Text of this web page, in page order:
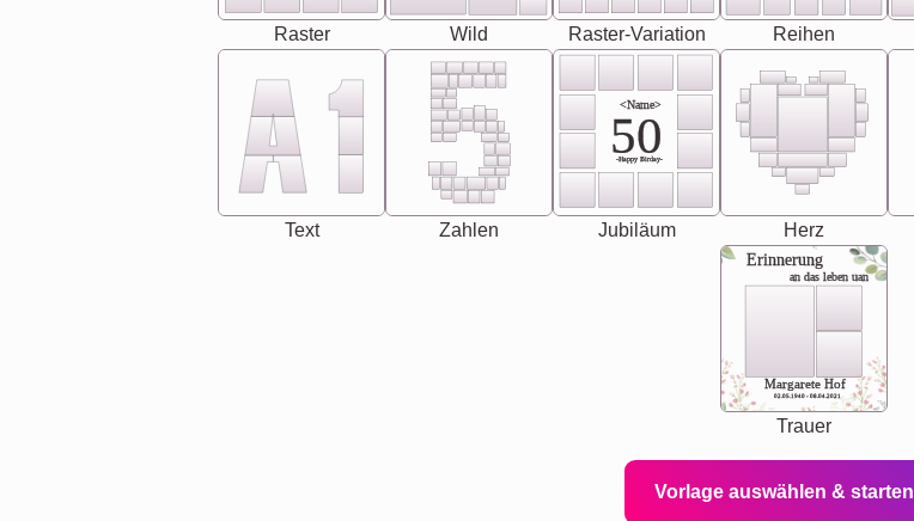
Raster Wild Raster-Variation Reihen
Text Zahlen
<Name>
50
-Happy Birday-
Jubiläum Herz
Erinnerung
an das leben uan
Margarete Hof
02.05.1940 - 08.04.2021
Trauer
Vorlage auswählen & starten